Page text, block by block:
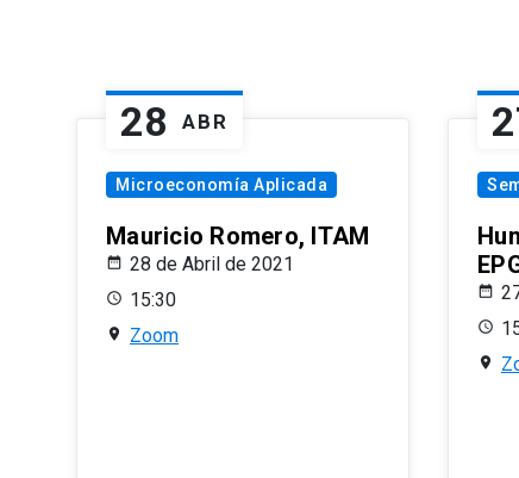
28 ABR
Microeconomía Aplicada
Mauricio Romero, ITAM
28 de Abril de 2021
15:30
Zoom